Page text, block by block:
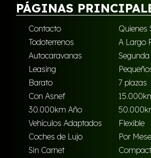
PÁGINAS
Contacto
Quienes
Todoterrenos
A Largo
Autocaravanas
Leasing
Barato
7 plazas
Con Asnef
30.000km Año
Vehículos Adaptados
Flexible
Coches de Lujo
Por
Sin Carnet